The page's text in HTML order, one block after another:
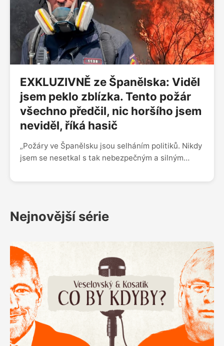
EXKLUZIVNĚ ze Španělska: Viděl
jsem peklo zblízka. Tento požár
všechno předčil, nic horšího jsem
neviděl, říká hasič
„Požáry ve Španělsku jsou selháním politiků. Nikdy
jsem se nesetkal s tak nebezpečným a silným
podaří uhasit. Samozřejmě že máme strach, jsme
Španělska zasahující hasič Israel Naveso. „Lidé,
protože přišli o všechno, co měli, si navzájem
pomáhají. Snaží se zabránit tomu, aby shořely
domy jejich sousedů. Je to ukázka odvahy,“
dodává.
Nejnovější série